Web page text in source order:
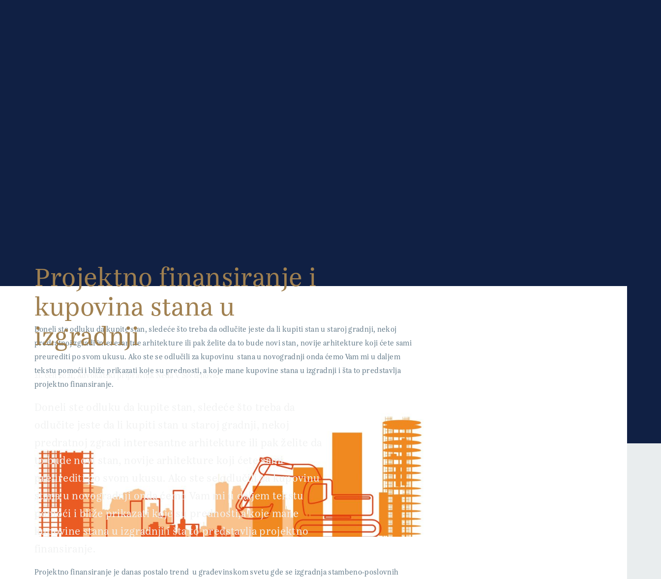
Projektno finansiranje i
kupovina stana u
izgradnji
21. сеп 2021, Advokatski pripravnik Neda V. Sretenović
to bude novi stan, novije arhitekture koji ćete sami
preurediti po svom ukusu. Ako ste se odlučili za kupovinu
stana u novogradnji onda ćemo Vam mi u daljem tekstu
pomoći i bliže prikazati koje su prednosti,a koje mane
kupovine stana u izgradnji i šta to predstavlja projektno
Doneli ste odluku da kupite stan, sledeće što treba da odlučite jeste da li kupiti stan u staroj gradnji, nekoj
predratnoj zgradi interesantne arhitekture ili pak želite da to bude novi stan, novije arhitekture koji ćete sami
preurediti po svom ukusu. Ako ste se odlučili za kupovinu stana u novogradnji onda ćemo Vam mi u daljem
tekstu pomoći i bliže prikazati koje su prednosti, a koje mane kupovine stana u izgradnji i šta to predstavlja
projektno finansiranje.
Projektno finansiranje je danas postalo trend u građevinskom svetu gde se izgradnja stambeno-poslovnih